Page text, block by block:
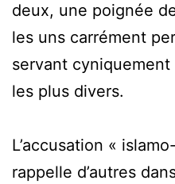
deux, une poignée
les uns carrément
servant
les plus divers.
L’accusation «
rappelle d’autres